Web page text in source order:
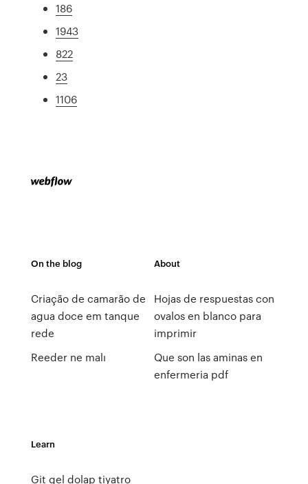
186
1943
822
23
1106
On the blog
Criação de camarão de
agua doce em tanque
rede
Reeder ne malı
About
Hojas de respuestas con
ovalos en blanco para
imprimir
Que son las aminas en
enfermeria pdf
Learn
Git gel dolap tiyatro